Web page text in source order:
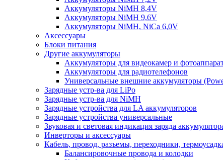
Аккумуляторы NiMH 8,4V
Аккумуляторы NiMH 9,6V
Аккумуляторы NiMH, NiCa 6,0V
Аксессуары
Блоки питания
Другие аккумуляторы
Аккумуляторы для видеокамер и
Аккумуляторы для радиотелефонов
Универсальные внешние аккумуляторы
Зарядные устр-ва для LiPo
Зарядные устр-ва для NiMH
Зарядные устройства для LA аккумуляторов
Зарядные устройства универсальные
Звуковая и световая индикация заряда
Инверторы и аксессуары
Кабель, провод, разъемы, переходники,
Балансировочные провода и колодки